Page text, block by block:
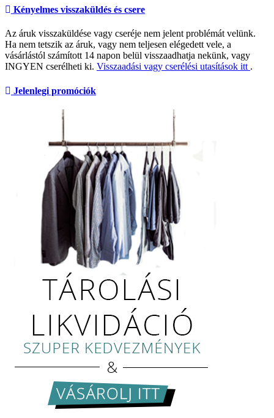
Kényelmes visszaküldés és csere
Az áruk visszaküldése vagy cseréje nem jelent problémát velünk.
Ha nem tetszik az áruk, vagy nem teljesen elégedett vele, a
vásárlástól számított 14 napon belül visszaadhatja nekünk, vagy
INGYEN cserélheti ki. Visszaadási vagy cserélési utasítások itt .
Jelenlegi promóciók